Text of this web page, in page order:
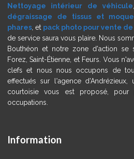
Nettoyage intérieur de véhicule
dégraissage de tissus et
phares , et pack photo pour vente
de service saura vous plaire. Nous
Bouthéon et notre zone d'action se
Forez, Saint-Étienne, et Feurs. Vous
clefs et nous nous occupons de
effectués sur l'agence
courtoisie vous est proposé,
occupations.
Information